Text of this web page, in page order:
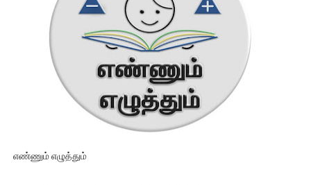
எண்ணும் எழுத்தும்